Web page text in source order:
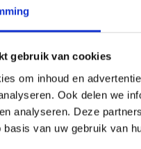
gebruik van cookies
om inhoud en
Ook delen we
analyseren. Deze
basis van uw gebruik van